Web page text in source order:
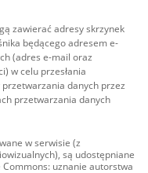
zawierać adresy skrzynek
będącego adresem e-
(adres e-mail oraz
w celu przesłania
przetwarzania danych przez
przetwarzania danych
w serwisie (z
są udostępniane
uznanie autorstwa